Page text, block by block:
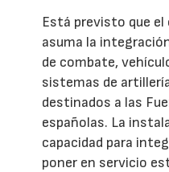
Está previsto que
asuma la
de combate,
sistemas de
destinados a las
españolas. La
capacidad para
poner en servicio